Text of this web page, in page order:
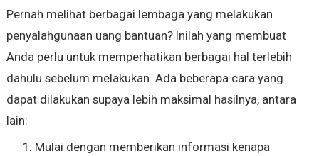
Pernah melihat berbagai lembaga yang melakukan
penyalahgunaan uang bantuan? Inilah yang membuat
Anda perlu untuk memperhatikan berbagai hal terlebih
dahulu sebelum melakukan. Ada beberapa cara yang
dapat dilakukan supaya lebih maksimal hasilnya, antara
lain:
Mulai dengan memberikan informasi kenapa